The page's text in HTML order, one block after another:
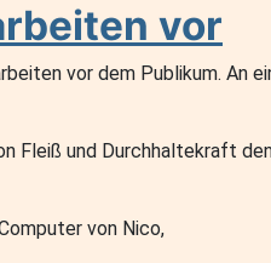
vor
vor dem Publikum. An
Fleiß und Durchhaltekraft
von Nico,